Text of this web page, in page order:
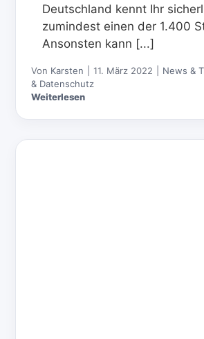
Deutschland kennt Ihr
zumindest einen der 1.400
Ansonsten kann [...]
Von Karsten 11. März 2022 News &
& Datenschutz
Weiterlesen